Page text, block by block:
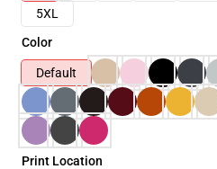
5XL
Color
Default
Print Location